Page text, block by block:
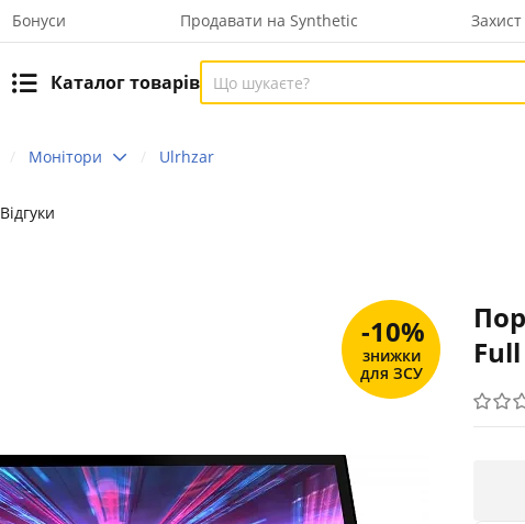
Бонуси Продавати на Synthetic
Каталог товарів
Монітори Ulrhzar
Відгуки
-10%
знижки
для ЗСУ